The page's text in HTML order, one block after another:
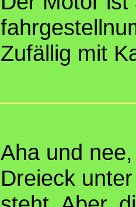
Zufällig mit
Aha und
Dreieck